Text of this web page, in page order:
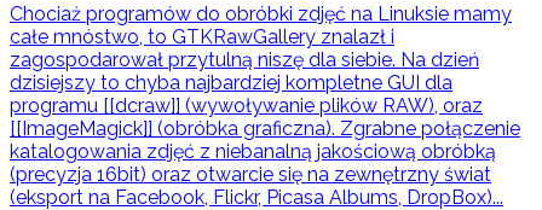
Chociaż programów do obróbki zdjęć na Linuksie mamy
całe mnóstwo, to GTKRawGallery znalazł i
zagospodarował przytulną niszę dla siebie. Na dzień
dzisiejszy to chyba najbardziej kompletne GUI dla
programu [[dcraw]] (wywoływanie plików RAW), oraz
[[ImageMagick]] (obróbka graficzna). Zgrabne połączenie
katalogowania zdjęć z niebanalną jakościową obróbką
(precyzja 16bit) oraz otwarcie się na zewnętrzny świat
(eksport na Facebook, Flickr, Picasa Albums, DropBox)...